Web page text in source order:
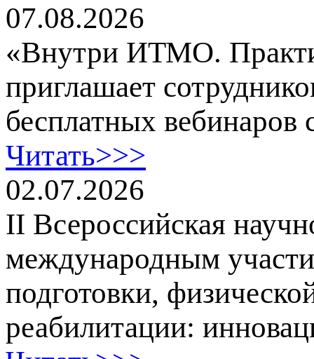
07.08.2026
«Внутри ИТМО.
приглашает
бесплатных вебинаров
Читать>>>
02.07.2026
II Всероссийская
международным
подготовки,
реабилитации: